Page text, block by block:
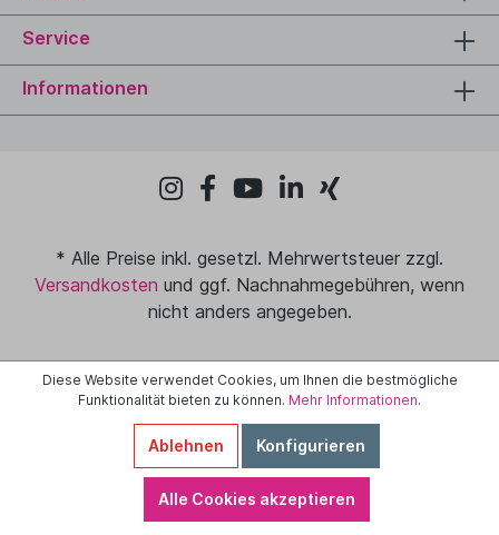
Service
Informationen
* Alle Preise inkl. gesetzl. Mehrwertsteuer zzgl.
Versandkosten und ggf. Nachnahmegebühren, wenn
nicht anders angegeben.
Diese Website verwendet Cookies, um Ihnen die bestmögliche
Funktionalität bieten zu können. Mehr Informationen.
Ablehnen Konfigurieren
Alle Cookies akzeptieren